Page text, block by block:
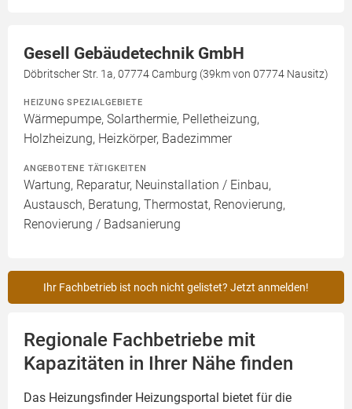
Gesell Gebäudetechnik GmbH
Döbritscher Str. 1a, 07774 Camburg (39km von 07774 Nausitz)
HEIZUNG SPEZIALGEBIETE
Wärmepumpe, Solarthermie, Pelletheizung,
Holzheizung, Heizkörper, Badezimmer
ANGEBOTENE TÄTIGKEITEN
Wartung, Reparatur, Neuinstallation / Einbau,
Austausch, Beratung, Thermostat, Renovierung,
Renovierung / Badsanierung
Ihr Fachbetrieb ist noch nicht gelistet? Jetzt anmelden!
Regionale Fachbetriebe mit
Kapazitäten in Ihrer Nähe finden
Das Heizungsfinder Heizungsportal bietet für die